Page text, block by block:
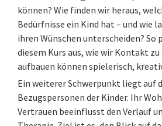
können? Wie finden wir heraus,
Bedürfnisse ein Kind hat – und wie
ihren Wünschen unterscheiden? So
diesem Kurs aus, wie wir Kontakt
aufbauen können spielerisch,
Ein weiterer Schwerpunkt liegt auf
Bezugspersonen der Kinder. Ihr
Vertrauen beeinflusst den Verlauf